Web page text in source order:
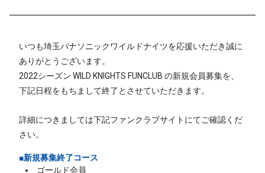
いつも埼玉パナソニックワイルドナイツを応援いただき誠に
ありがとうございます。
2022シーズン WILD KNIGHTS FUNCLUB の新規会員募集を、
下記日程をもちまして終了とさせていただきます。
詳細につきましては下記ファンクラブサイトにてご確認くだ
さい。
■新規募集終了コース
ゴールド会員